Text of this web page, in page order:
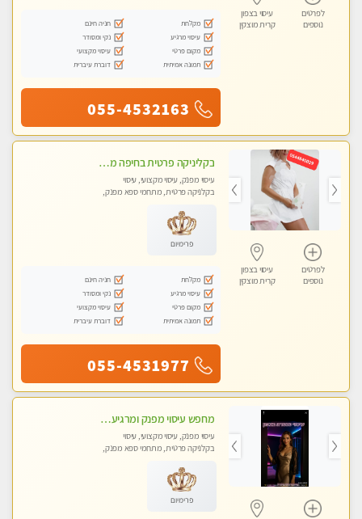
לפרטים
נוספים
עיסוי בצפון
קרית מוצקין
מקלחת
חניה חינם
עיסוי מרגיע
נקי ומסודר
מקום פרטי
עיסוי מקצועי
תמונה אמיתית
דוברת עיברית
055-4532163
לפרטים
נוספים
עיסוי בצפון
קרית מוצקין
בקליניקה פרטית בחיפה מומלץ לחלוטין! כל סוגי העיסויים מעסה מקצועית ואיכותית פרטי!!טל-0544840029
עיסוי מפנק, עיסוי מקצועי, עיסוי
בקלניקה פרטית, מתחמי ספא מפנק,
פרימיום
מקלחת
חניה חינם
עיסוי מרגיע
נקי ומסודר
מקום פרטי
עיסוי מקצועי
תמונה אמיתית
דוברת עיברית
055-4531977
מחפש עיסוי מפנק ומרגיע? בוא להכיר את הצוות המעסות החדשות שלנו. מקום מושלם !
עיסוי מפנק, עיסוי מקצועי, עיסוי
בקלניקה פרטית, מתחמי ספא מפנק,
פרימיום